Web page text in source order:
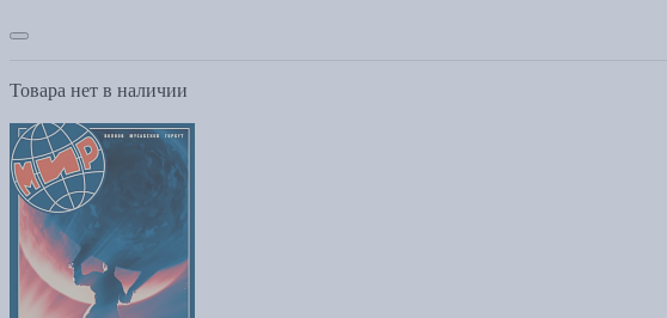
Товара нет в наличии